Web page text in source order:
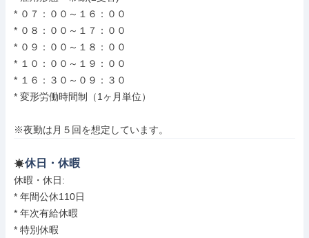
* ０７：００～１６：００
* ０８：００～１７：００
* ０９：００～１８：００
* １０：００～１９：００
* １６：３０～０９：３０
* 変形労働時間制（1ヶ月単位）
※夜勤は月５回を想定しています。
休日・休暇
休暇・休日:
* 年間公休110日
* 年次有給休暇
* 特別休暇